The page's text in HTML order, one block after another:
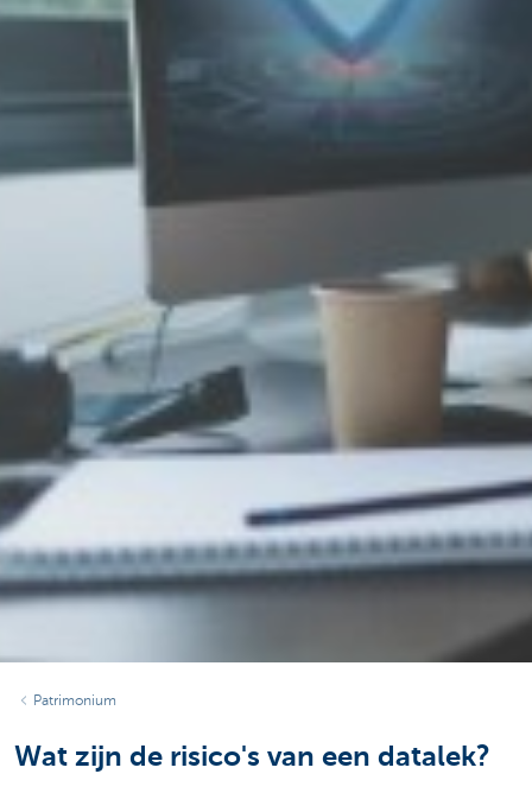
Patrimonium
Wat zijn de risico's van een datalek?